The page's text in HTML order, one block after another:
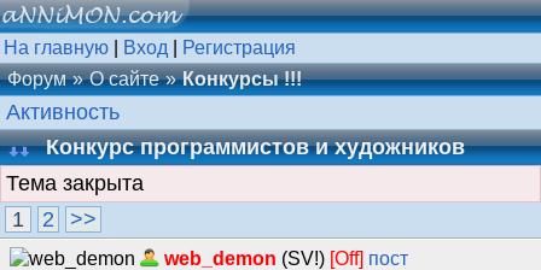
На главную Вход
Регистрация
Форум
О сайте Конкурсы !!!
Активность
Конкурс программистов и художников
Тема закрыта
1
2 >>
web_demon (SV!) [Off] пост